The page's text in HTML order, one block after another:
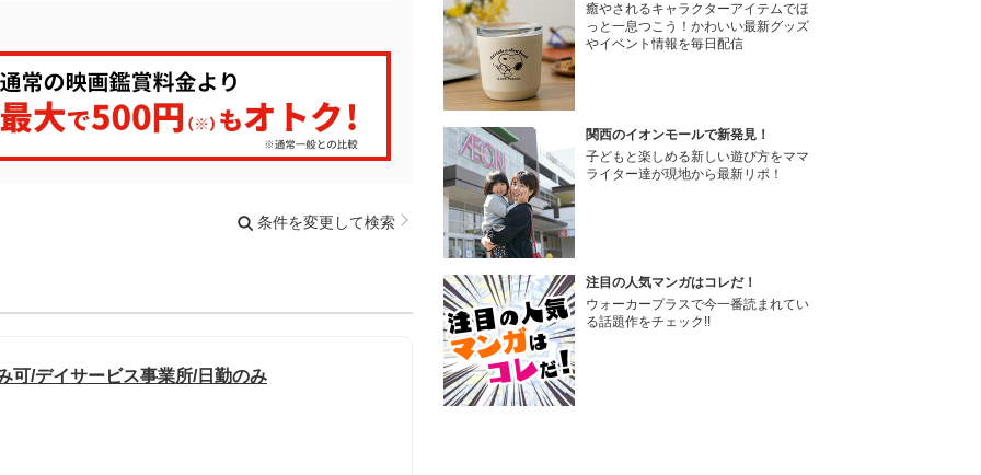
条件を変更して検索
可/デイサービス事業所/日勤のみ
癒やされるキャラクターアイテムでほ
っと一息つこう！かわいい最新グッズ
やイベント情報を毎日配信
関西のイオンモールで新発見！
子どもと楽しめる新しい遊び方をママ
ライター達が現地から最新リポ！
注目の人気マンガはコレだ！
ウォーカープラスで今一番読まれてい
る話題作をチェック!!